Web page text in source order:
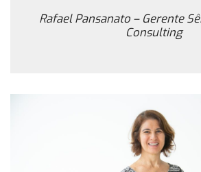
Rafael Pansanato – Gerente
Consulting